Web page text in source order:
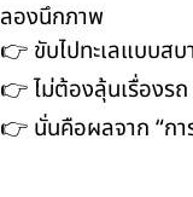
ลองนึกภาพ
👉 ขับไปทะเลแบบสบ
👉 ไม่ต้องลุ้นเรื่องรถ
👉 นั่นคือผลจาก “กา